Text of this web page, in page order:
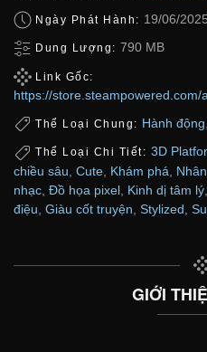
Ngày Phát Hành: 19/06/2025
Dung Lượng: 790 MB
Link Gốc:
https://
Thể Loại Chung: Hành động
Thể Loại Chi Tiết: 3D
chiều sâu Cute Khám phá
nhạc Đồ họa pixel Kinh dị tâm lý
điệu Giàu cốt truyện Stylized
GIỚI